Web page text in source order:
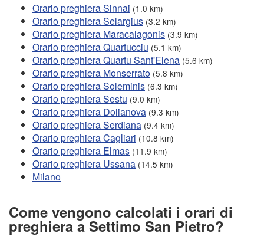
Orario preghiera Sinnai (1.0 km)
Orario preghiera Selargius (3.2 km)
Orario preghiera Maracalagonis (3.9 km)
Orario preghiera Quartucciu (5.1 km)
Orario preghiera Quartu Sant'Elena (5.6 km)
Orario preghiera Monserrato (5.8 km)
Orario preghiera Soleminis (6.3 km)
Orario preghiera Sestu (9.0 km)
Orario preghiera Dolianova (9.3 km)
Orario preghiera Serdiana (9.4 km)
Orario preghiera Cagliari (10.8 km)
Orario preghiera Elmas (11.9 km)
Orario preghiera Ussana (14.5 km)
Milano
Come vengono calcolati i orari di
preghiera a Settimo San Pietro?